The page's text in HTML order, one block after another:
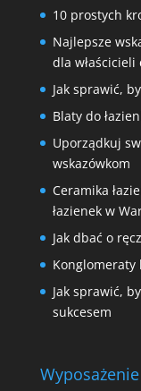
10 prostych
Najlepsze
dla właścicieli
Jak sprawić,
Blaty do
Uporządkuj
wskazówkom
Ceramika
łazienek w
Jak dbać o
Konglomeraty
Jak sprawić,
sukcesem
Wyposażenie